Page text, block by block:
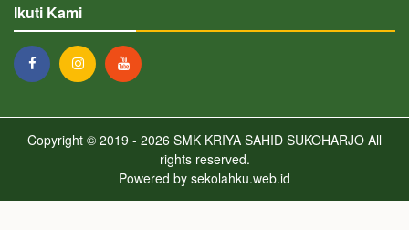
Ikuti Kami
Copyright © 2019 - 2026 SMK KRIYA SAHID SUKOHARJO All
rights reserved.
Powered by sekolahku.web.id